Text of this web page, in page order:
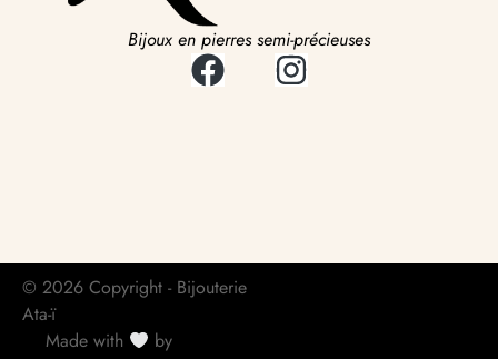
Bijoux en pierres semi-précieuses
© 2026 Copyright - Bijouterie
Ata-ï
Made with
by